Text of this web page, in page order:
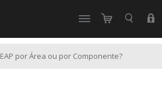
EAP por Área ou por Componente?